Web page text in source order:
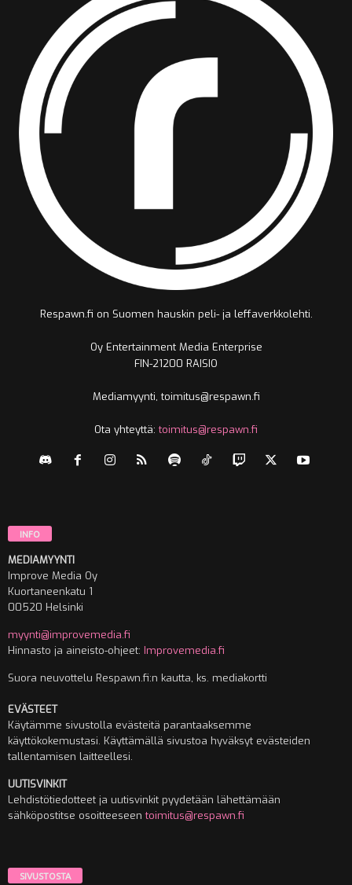
Respawn.fi on Suomen hauskin peli- ja leffaverkkolehti.
Oy Entertainment Media Enterprise
FIN-21200 RAISIO
Mediamyynti, toimitus@respawn.fi
Ota yhteyttä:toimitus@respawn.fi
INFO
MEDIAMYYNTI
Improve Media Oy
Kuortaneenkatu 1
00520 Helsinki
myynti@improvemedia.fi
Hinnasto ja aineisto-ohjeet: Improvemedia.fi
Suora neuvottelu Respawn.fi:n kautta, ks. mediakortti
EVÄSTEET
Käytämme sivustolla evästeitä parantaaksemme
käyttökokemustasi. Käyttämällä sivustoa hyväksyt evästeiden
tallentamisen laitteellesi.
UUTISVINKIT
Lehdistötiedotteet ja uutisvinkit pyydetään lähettämään
sähköpostitse osoitteeseentoimitus@respawn.fi
SIVUSTOSTA